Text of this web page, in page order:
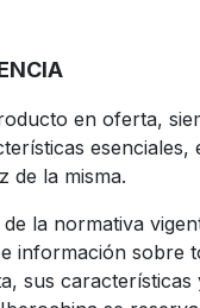
en oferta,
esenciales,
de la misma.
la normativa
información sobre
sus características